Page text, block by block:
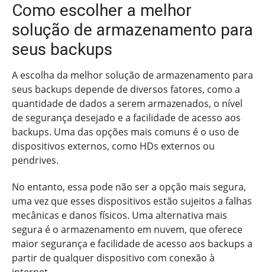
Como escolher a melhor
solução de armazenamento para
seus backups
A escolha da melhor solução de armazenamento para
seus backups depende de diversos fatores, como a
quantidade de dados a serem armazenados, o nível
de segurança desejado e a facilidade de acesso aos
backups. Uma das opções mais comuns é o uso de
dispositivos externos, como HDs externos ou
pendrives.
No entanto, essa pode não ser a opção mais segura,
uma vez que esses dispositivos estão sujeitos a falhas
mecânicas e danos físicos. Uma alternativa mais
segura é o armazenamento em nuvem, que oferece
maior segurança e facilidade de acesso aos backups a
partir de qualquer dispositivo com conexão à